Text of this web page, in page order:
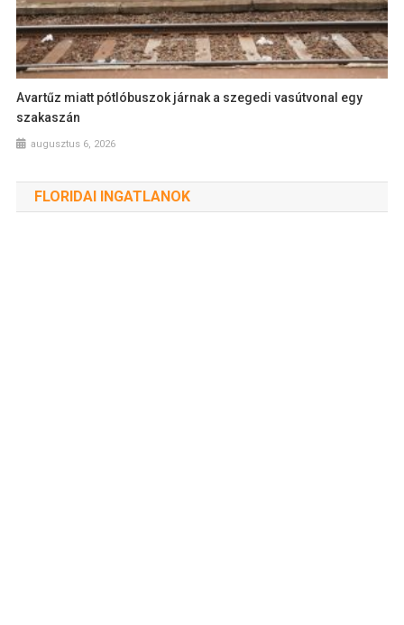
Avartűz miatt pótlóbuszok járnak a szegedi vasútvonal egy
szakaszán
augusztus 6, 2026
FLORIDAI INGATLANOK